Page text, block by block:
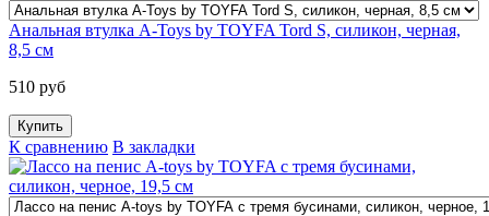
Анальная втулка A-Toys by TOYFA Tord S, силикон, черная,
8,5 см
510 руб
К сравнению В закладки